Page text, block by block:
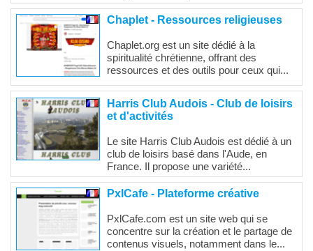
Chaplet - Ressources religieuses
Chaplet.org est un site dédié à la
spiritualité chrétienne, offrant des
ressources et des outils pour ceux qui...
Harris Club Audois - Club de loisirs
et d'activités
Le site Harris Club Audois est dédié à un
club de loisirs basé dans l'Aude, en
France. Il propose une variété...
PxlCafe - Plateforme créative
PxlCafe.com est un site web qui se
concentre sur la création et le partage de
contenus visuels, notamment dans le...